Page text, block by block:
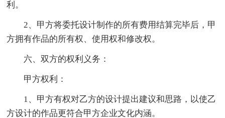
利。
2、甲方将委托设计制作的所有费用结算完毕后，甲
方拥有作品的所有权、使用权和修改权。
六、双方的权利义务：
甲方权利：
1、甲方有权对乙方的设计提出建议和思路，以使乙
方设计的作品更符合甲方企业文化内涵。